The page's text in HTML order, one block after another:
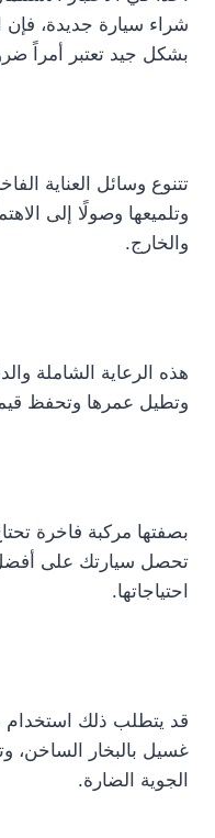
شراء سيارة جديدة، فإن
بشكل جيد تعتبر أمراً
تتنوع وسائل العناية
وتلميعها وصولًا إلى
والخارج.
هذه الرعاية الشاملة
وتطيل عمرها وتحفظ
بصفتها مركبة فاخرة
تحصل سيارتك على أفضل
احتياجاتها.
قد يتطلب ذلك استخدام
غسيل بالبخار الساخن،
الجوية الضارة.